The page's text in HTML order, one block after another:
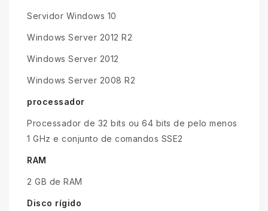
Servidor Windows 10
Windows Server 2012 R2
Windows Server 2012
Windows Server 2008 R2
processador
Processador de 32 bits ou 64 bits de pelo menos
1 GHz e conjunto de comandos SSE2
RAM
2 GB de RAM
Disco rígido